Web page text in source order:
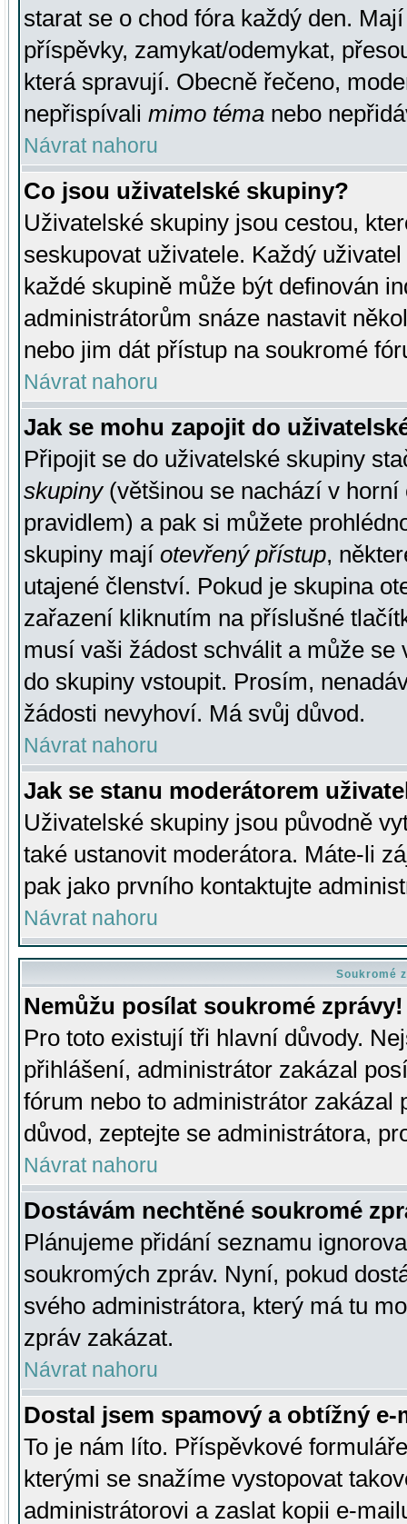
starat se o chod fóra každý den.
příspěvky, zamykat/odemykat,
která spravují. Obecně řečeno,
nepřispívali mimo téma nebo
Návrat nahoru
Co jsou uživatelské skupiny?
Uživatelské skupiny jsou cestou,
seskupovat uživatele. Každý
každé skupině může být definován
administrátorům snáze nastavit
nebo jim dát přístup na soukromé
Návrat nahoru
Jak se mohu zapojit do
Připojit se do uživatelské skupiny
skupiny(většinou se nachází v horní
pravidlem) a pak si můžete
skupiny mají otevřený přístup,
utajené členství. Pokud je skupina
zařazení kliknutím na příslušné
musí vaši žádost schválit a může se
do skupiny vstoupit. Prosím,
žádosti nevyhoví. Má svůj důvod.
Návrat nahoru
Jak se stanu moderátorem
Uživatelské skupiny jsou původně
také ustanovit moderátora. Máte-li
pak jako prvního kontaktujte
Návrat nahoru
Soukromé
Nemůžu posílat soukromé zprávy!
Pro toto existují tři hlavní důvody.
přihlášení, administrátor zakázal
fórum nebo to administrátor zakázal
důvod, zeptejte se administrátora,
Návrat nahoru
Dostávám nechtěné soukromé
Plánujeme přidání seznamu
soukromých zpráv. Nyní, pokud
svého administrátora, který má tu
zpráv zakázat.
Návrat nahoru
Dostal jsem spamový a obtížný
To je nám líto. Příspěvkové
kterými se snažíme vystopovat
administrátorovi a zaslat kopii e-